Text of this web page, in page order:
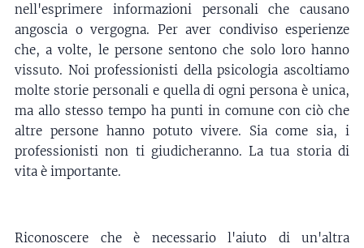
nell'esprimere informazioni personali che causano
angoscia o vergogna. Per aver condiviso esperienze
che, a volte, le persone sentono che solo loro hanno
vissuto. Noi professionisti della psicologia ascoltiamo
molte storie personali e quella di ogni persona è unica,
ma allo stesso tempo ha punti in comune con ciò che
altre persone hanno potuto vivere. Sia come sia, i
professionisti non ti giudicheranno. La tua storia di
vita è importante.
Riconoscere che è necessario l'aiuto di un'altra